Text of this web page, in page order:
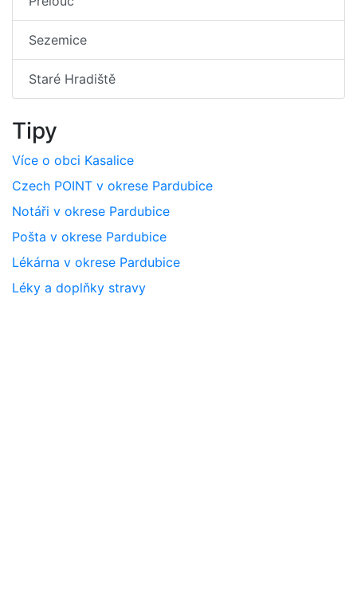
Sezemice
Staré Hradiště
Tipy
Více o obci Kasalice
Czech POINT v okrese Pardubice
Notáři v okrese Pardubice
Pošta v okrese Pardubice
Lékárna v okrese Pardubice
Léky a doplňky stravy